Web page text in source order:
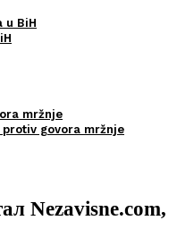
u BiH
mržnje
govora mržnje
Nezavisne.com,